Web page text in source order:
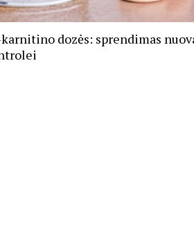
dozės: sprendimas